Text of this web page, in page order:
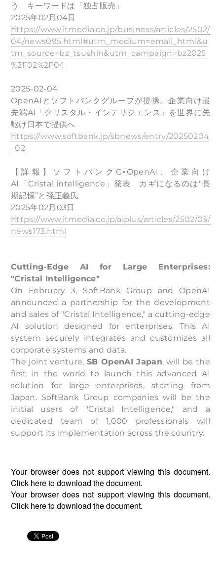
う キーワードは「独占販売」
2025年02月04日
https://www.itmedia.co.jp/business/articles/2502/
04/news095.html#utm_medium=email_html&u
tm_source=bz_tsushin&utm_campaign=bz2025
%2F02%2F04
2025-02-04
OpenAIとソフトバンクグループが提携。企業向け最
先端AI「クリスタル・インテリジェンス」を世界に先
駆け日本で提供へ
https://www.softbank.jp/sbnews/entry/20250204
_02
【詳報】ソフトバンクG×OpenAI、企業向け
AI「Cristal intelligence」発表 カギになるのは“長
期記憶”と孫正義氏
2025年02月03日
https://www.itmedia.co.jp/aiplus/articles/2502/03/
news173.html
Cutting-Edge AI for Large Enterprises:
"Cristal Intelligence"
On February 3, SoftBank Group and OpenAI
announced a partnership for the development
and sales of "Cristal Intelligence," a cutting-edge
AI solution designed for enterprises. This AI
system securely integrates and customizes all
corporate systems and data.
The joint venture,SB OpenAI Japan, will be the
first in the world to launch this advanced AI
solution for large enterprises, starting from
Japan. SoftBank Group companies will be the
initial users of "Cristal Intelligence," and a
dedicated team of 1,000 professionals will
support its implementation across the country.
Your browser does not support viewing this document.
Click hereto download the document.
Your browser does not support viewing this document.
Click hereto download the document.